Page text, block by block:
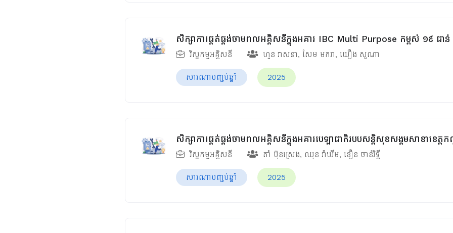
សិក្សាការផ្គត់ផ្គង់ថាមពលអគ្គិសនីក្នុងអគារ IBC Multi Purpose កម្ពស់ ១៩ ជាន់
វិស្វកម្មអគ្គិសនី ហួន​ វាសនា, សែម មករា, យឿង សូណា
សារណាបញ្ចប់ឆ្នាំ 2025
សិក្សាការផ្គត់ផ្គង់ថាមពលអគ្គិសនីក្នុងអគារបេឡាជាតិរបបសន្តិសុខ​សង្គមសាខាខេត្ត
វិស្វកម្មអគ្គិសនី តាំ ប៊ុនស្រេង, ឈុន វ៉ាឃីម​, ខឿន ចាន់រិទ្ធី​
សារណាបញ្ចប់ឆ្នាំ 2025